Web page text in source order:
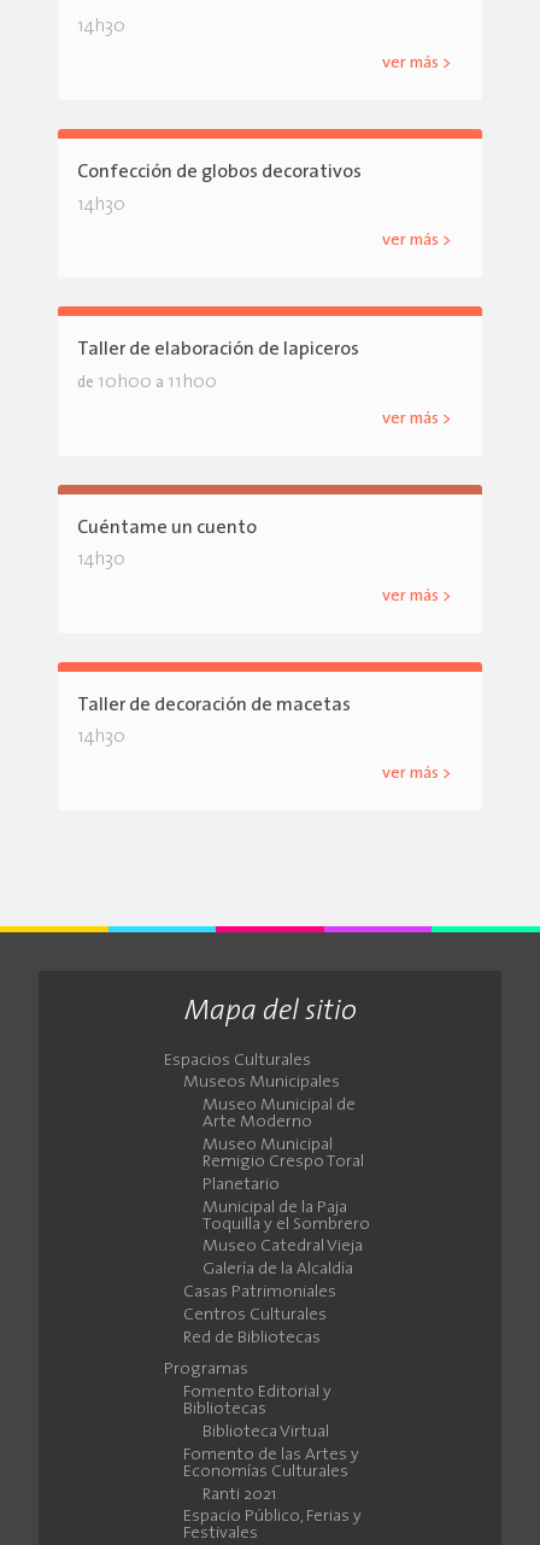
14h30
ver más >
Confección de globos decorativos
14h30
ver más >
Taller de elaboración de lapiceros
de 10h00 a 11h00
ver más >
Cuéntame un cuento
14h30
ver más >
Taller de decoración de macetas
14h30
ver más >
Mapa del sitio
Espacios Culturales
Museos Municipales
Museo Municipal de
Arte Moderno
Museo Municipal
Remigio Crespo Toral
Planetario
Municipal de la Paja
Toquilla y el Sombrero
Museo Catedral Vieja
Galería de la Alcaldía
Casas Patrimoniales
Centros Culturales
Red de Bibliotecas
Programas
Fomento Editorial y
Bibliotecas
Biblioteca Virtual
Fomento de las Artes y
Economías Culturales
Ranti 2021
Espacio Público, Ferias y
Festivales